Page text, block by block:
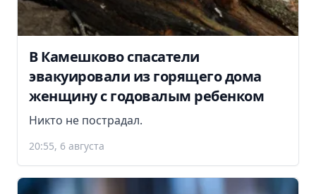
В Камешково спасатели
эвакуировали из горящего дома
женщину с годовалым ребенком
Никто не пострадал.
20:55, 6 августа